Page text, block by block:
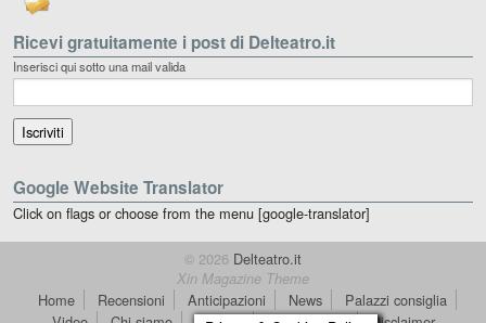
Ricevi gratuitamente i post di Delteatro.it
Inserisci qui sotto una mail valida
Google Website Translator
Click on flags or choose from the menu [google-translator]
© 2026 Delteatro.it
Xin Magazine Theme
Home Recensioni Anticipazioni News
Palazzi consiglia